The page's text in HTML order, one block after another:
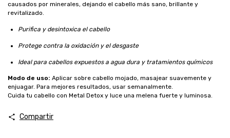
causados por minerales, dejando el cabello más sano, brillante y
revitalizado.
Purifica y desintoxica el cabello
Protege contra la oxidación y el desgaste
Ideal para cabellos expuestos a agua dura y tratamientos químicos
Modo de uso: Aplicar sobre cabello mojado, masajear suavemente y
enjuagar. Para mejores resultados, usar semanalmente.
Cuida tu cabello con Metal Detox y luce una melena fuerte y luminosa.
Compartir